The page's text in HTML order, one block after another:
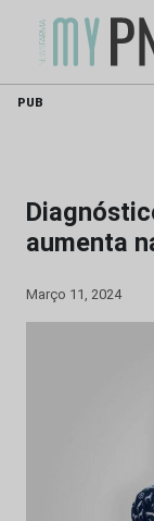
Skip
PUB
aumenta
Março 11, 2024